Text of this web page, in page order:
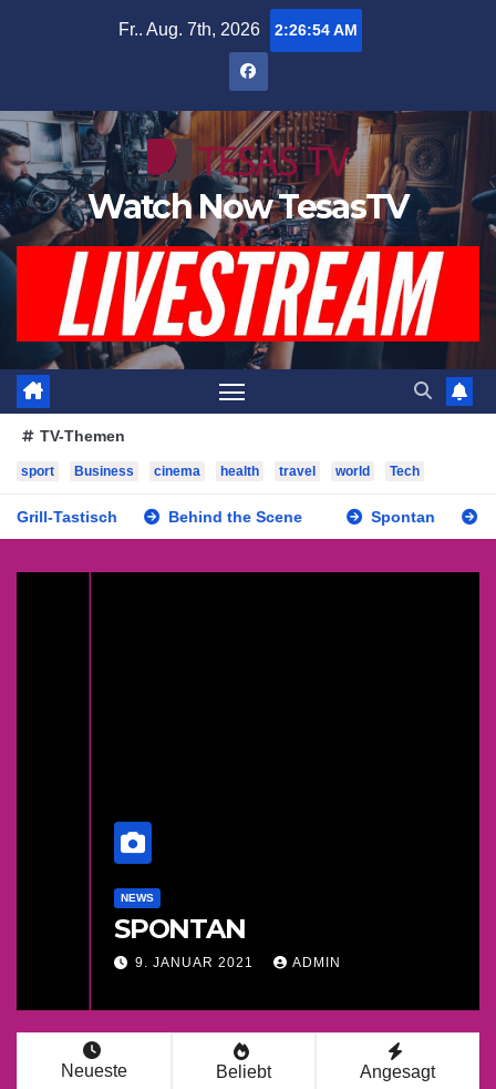
Fr.. Aug. 7th, 2026 2:26:55 AM
Watch Now TesasTV
TV-Themen
sport Business cinema health travel world Tech
Behind the Scene Spontan Car
SPONTAN
9. JANUAR 2021 ADMIN
Neueste Beliebt Angesagt